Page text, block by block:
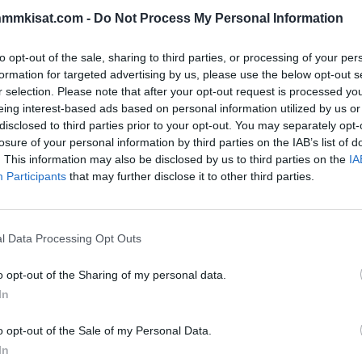
- Do Not Process My Personal Information
opt-out of the sale, sharing to third parties, or processing of your
for targeted advertising by us, please use the below opt-out
selection. Please note that after your opt-out request is processed
interest-based ads based on personal information utilized by us
to third parties prior to your opt-out. You may separately
of your personal information by third parties on the IAB’s list of
This information may also be disclosed by us to third parties on the
Participants that may further disclose it to other third parties.
Data Processing Opt Outs
opt-out of the Sharing of my personal data.
opt-out of the Sale of my Personal Data.
comebackiin Pittsburgh Penguinsin
tasoihin ja ohi. Ottelun ratkaisijaksi noussut
jenkkifutiskentiltä tunnetulla Griddy -
toimesta vaihtoon yhdessä erässä, kun Penguins
Kapanenoli alustamassa kahta ensimmäistä
Red Wingsille. Maalille Husson tilalle tullut
taakseen kiekkoakaan ja Red Wingsin kenttäpelaajat
niin toisessa kuin kolmannessa erässä ja